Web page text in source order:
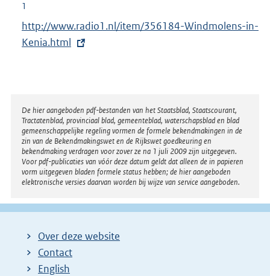
1
E
x
n
e
l
i
n
k
:
http://www.radio1.nl/item/356184-Windmolens-in-
Kenia.html
Disclaimer
De hier aangeboden pdf-bestanden van het Staatsblad, Staatscourant,
Tractatenblad, provinciaal blad, gemeenteblad, waterschapsblad en blad
gemeenschappelijke regeling vormen de formele bekendmakingen in de
zin van de Bekendmakingswet en de Rijkswet goedkeuring en
bekendmaking verdragen voor zover ze na 1 juli 2009 zijn uitgegeven.
Voor pdf-publicaties van vóór deze datum geldt dat alleen de in papieren
vorm uitgegeven bladen formele status hebben; de hier aangeboden
elektronische versies daarvan worden bij wijze van service aangeboden.
Over deze website
Contact
English